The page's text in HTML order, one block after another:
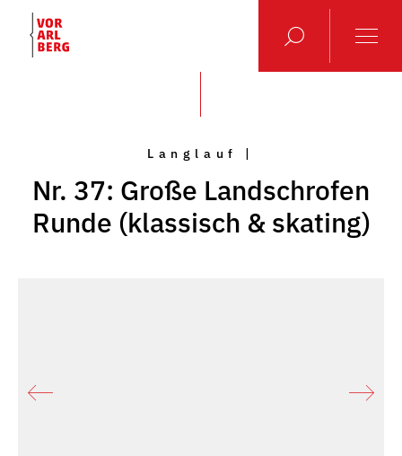
Langlauf |
Nr. 37: Große Landschrofen
Runde (klassisch & skating)